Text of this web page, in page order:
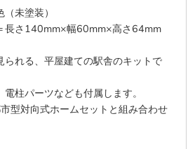
未塗装）
長さ140mm×幅60mm×高さ64mm
られる、平屋建ての駅舎のキットで
柱パーツなども付属します。
型対向式ホームセットと組み合わせ